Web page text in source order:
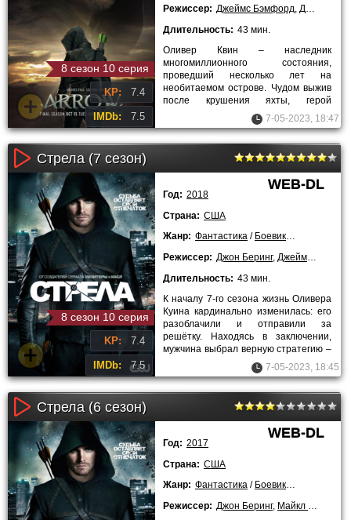
8 сезон 10 серия
KP: 7.4
IMDb: 7.5
Режиссер: Джеймс Бэмфорд, Джон Беринг
Длительность: 43 мин.
Оливер Квин – наследник
многомиллионного состояния,
проведший несколько лет на
необитаемом острове. Чудом выжив
после крушения яхты, герой
оказался в необычном месте,
нахождение в котором
7-05-2023, 18:47
Стрела (7 сезон)
8 сезон 10 серия
KP: 7.4
IMDb: 7.5
WEB-DL
Год: 2018
Страна: США
Жанр: Фантастика / Боевики /
Режиссер: Джон Беринг, Джеймс Бэмфорд
Длительность: 43 мин.
К началу 7-го сезона жизнь Оливера
Куина кардинально изменилась: его
разоблачили и отправили за
решётку. Находясь в заключении,
мужчина выбрал верную стратегию –
прекратил бунтовать и стал7-05-2023, 18:45
Стрела (6 сезон)
WEB-DL
Год: 2017
Страна: США
Жанр: Фантастика / Боевики /
Режиссер: Джон Беринг, Майкл Шульц